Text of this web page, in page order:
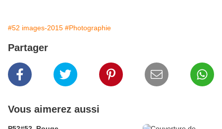
#52 images-2015 #Photographie
Partager
Vous aimerez aussi